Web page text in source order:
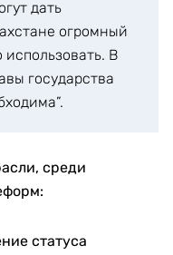
дать
огромный
В
государства
среди
статуса